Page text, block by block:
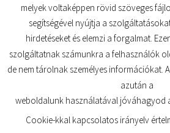
© TUDATKULCS 2026
melyek voltaképpen rövid szöveges
segítségével nyújtja a
hirdetéseket és elemzi a forgalmat.
szolgáltatnak számunkra a felhasználók
de nem tárolnak személyes információkat.
azután a
weboldalunk használatával jóváhagyod
Cookie-kkal kapcsolatos irányelv